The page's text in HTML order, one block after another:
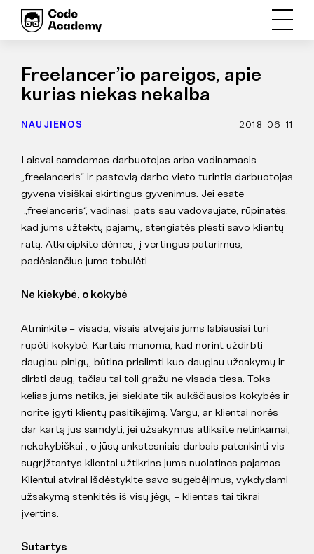
Freelancer’io pareigos, apie
kurias niekas nekalba
NAUJIENOS 2018-06-11
Laisvai samdomas darbuotojas arba vadinamasis
„freelanceris“ ir pastovią darbo vieto turintis darbuotojas
gyvena visiškai skirtingus gyvenimus. Jei esate
„freelanceris“, vadinasi, pats sau vadovaujate, rūpinatės,
kad jums užtektų pajamų, stengiatės plėsti savo klientų
ratą. Atkreipkite dėmesį į vertingus patarimus,
padėsiančius jums tobulėti.
Ne kiekybė, o kokybė
Atminkite – visada, visais atvejais jums labiausiai turi
rūpėti kokybė. Kartais manoma, kad norint uždirbti
daugiau pinigų, būtina prisiimti kuo daugiau užsakymų ir
dirbti daug, tačiau tai toli gražu ne visada tiesa. Toks
kelias jums netiks, jei siekiate tik aukščiausios kokybės ir
norite įgyti klientų pasitikėjimą. Vargu, ar klientai norės
dar kartą jus samdyti, jei užsakymus atliksite netinkamai,
nekokybiškai , o jūsų ankstesniais darbais patenkinti vis
sugrįžtantys klientai užtikrins jums nuolatines pajamas.
Klientui atvirai išdėstykite savo sugebėjimus, vykdydami
užsakymą stenkitės iš visų jėgų – klientas tai tikrai
įvertins.
Sutartys